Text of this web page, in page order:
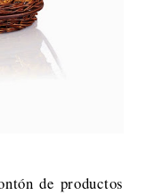
de productos